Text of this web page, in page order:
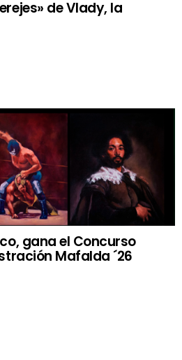
de Vlady, la
gana el Concurso
Mafalda ´26